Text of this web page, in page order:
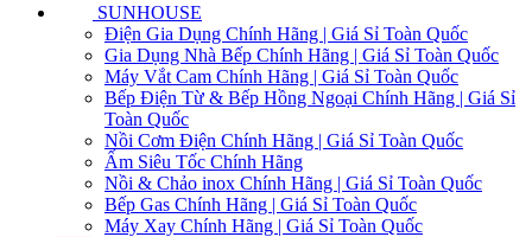
SUNHOUSE
Điện Gia Dụng Chính Hãng | Giá Sỉ Toàn Quốc
Gia Dụng Nhà Bếp Chính Hãng | Giá Sỉ Toàn Quốc
Máy Vắt Cam Chính Hãng | Giá Sỉ Toàn Quốc
Bếp Điện Từ & Bếp Hồng Ngoại Chính Hãng | Giá Sỉ
Toàn Quốc
Nồi Cơm Điện Chính Hãng | Giá Sỉ Toàn Quốc
Ấm Siêu Tốc Chính Hãng
Nồi & Chảo inox Chính Hãng | Giá Sỉ Toàn Quốc
Bếp Gas Chính Hãng | Giá Sỉ Toàn Quốc
Máy Xay Chính Hãng | Giá Sỉ Toàn Quốc